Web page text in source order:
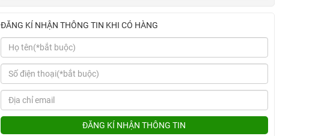
ĐĂNG KÍ NHẬN THÔNG TIN KHI CÓ HÀNG
ĐĂNG KÍ NHẬN THÔNG TIN